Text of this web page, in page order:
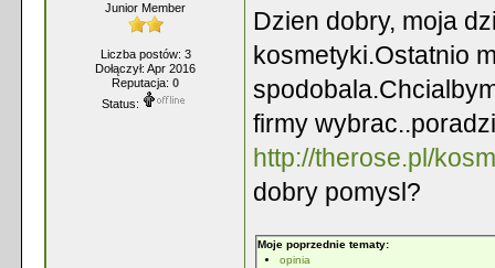
Junior Member
Liczba postów: 3
Dołączył: Apr 2016
Reputacja: 0
Status:
Dzien dobry, moja
kosmetyki.Ostatnio
firmy
http://therose.pl/
dobry pomysl?
Moje poprzednie tematy:
opinia